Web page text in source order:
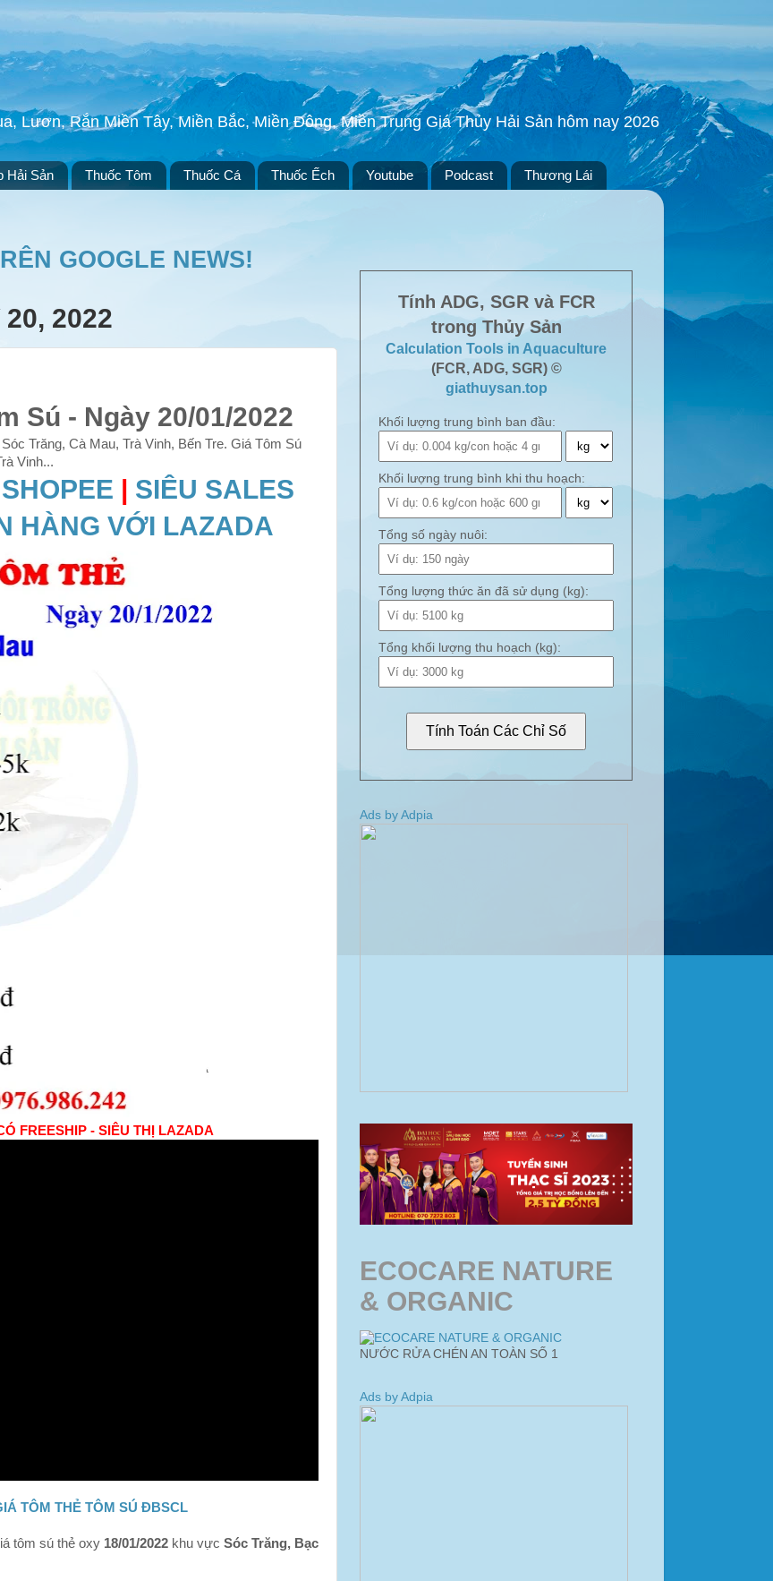
Lươn, Rắn Miền Tây, Miền Bắc, Miền Đông, Miền Trung Giá Thủy Hải Sản hôm nay 2026
Hải Sản Thuốc Tôm Thuốc Cá Thuốc Ếch Youtube Podcast Thương Lái
GOOGLE NEWS!
2022
Sú - Ngày 20/01/2022
Trăng, Cà Mau, Trà Vinh, Bến Tre. Giá Tôm Sú
Vinh...
| SIÊU SALES
HÀNG VỚI LAZADA
FREESHIP - SIÊU THỊ LAZADA
TÔM THẺ TÔM SÚ ĐBSCL
tôm sú thẻ oxy 18/01/2022 khu vực Sóc Trăng, Bạc
Tính ADG, SGR và FCR
trong Thủy Sản
Calculation Tools in Aquaculture
(FCR, ADG, SGR) ©
giathuysan.top
Khối lượng trung bình ban đầu:
Khối lượng trung bình khi thu hoạch:
Tổng số ngày nuôi:
Tổng lượng thức ăn đã sử dụng (kg):
Tổng khối lượng thu hoạch (kg):
Tính Toán Các Chỉ Số
Ads by Adpia
ECOCARE NATURE
& ORGANIC
NƯỚC RỬA CHÉN AN TOÀN SỐ 1
Ads by Adpia